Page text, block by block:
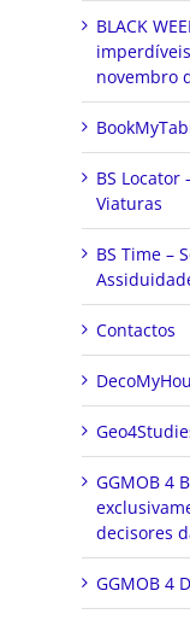
BLACK
novembro
BS Locator
Viaturas
BS Time –
Contactos
GGMOB 4
decisores
GGMOB 4